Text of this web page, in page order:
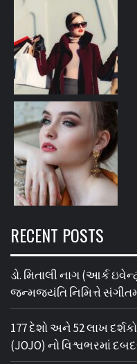
RECENT POSTS
ડો. મિતાલી નાગ (આર્ક
જન્મજયંતિ નિમિત્તે
177 દેશો અને 52 લાખ
(JOJO) નો વિશ્વભરમાં